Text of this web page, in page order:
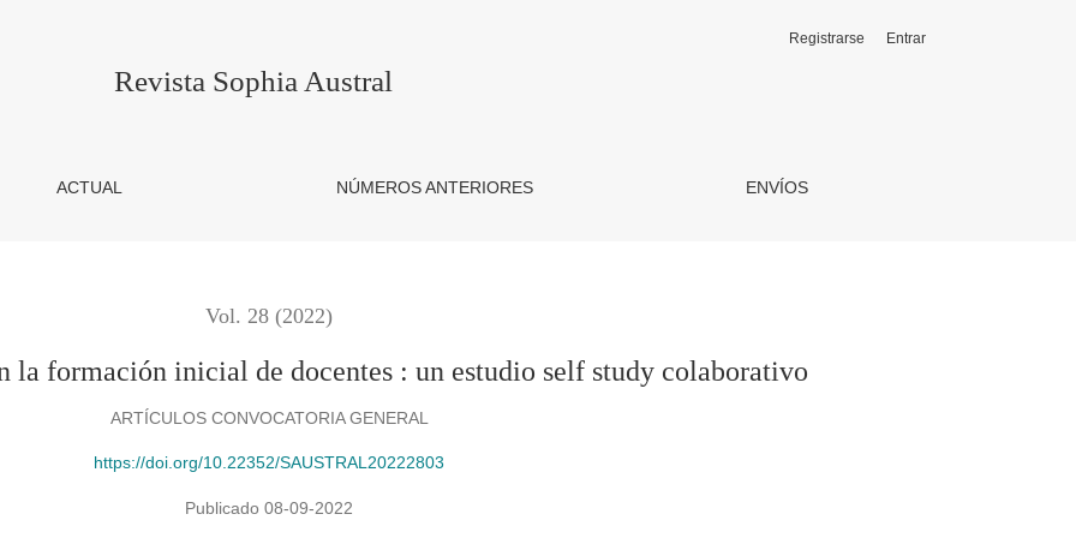
: un estudio self study colaborativo
Revista Sophia Austral
ACTUAL NÚMEROS ANTERIORES ENVÍOS
Registrarse Entrar
Vol. 28 (2022)
la formación inicial de docentes : un estudio self study colaborativo
ARTÍCULOS CONVOCATORIA GENERAL
https://doi.org/10.22352/SAUSTRAL20222803
Publicado 08-09-2022